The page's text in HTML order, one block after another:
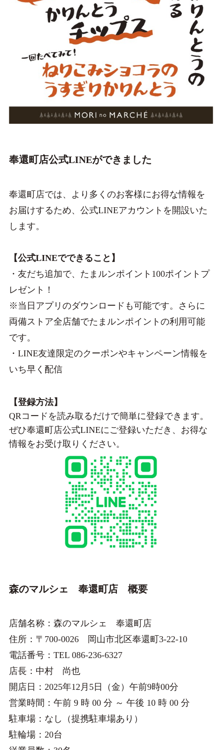
奉還町店公式LINEができました
奉還町店では、より多くのお客様にお得な情報を
お届けするため、公式LINEアカウントを開設いた
します。
【公式LINEでできること】
・友だち追加で、たまルンポイント100ポイントプ
レゼント！
※当日アプリのダウンロードも可能です。さらに
両備ストア全店舗でたまルンポイントの利用可能
です。
・LINE友達限定のクーポンやキャンペーン情報を
いち早く配信
【登録方法】
QRコードを読み取るだけで簡単に登録できます。
ぜひ奉還町店公式LINEにご登録いただき、お得な
情報をお受け取りください。
森のマルシェ 奉還町店 概要
店舗名称：森のマルシェ 奉還町店
住所：〒700-0026 岡山市北区奉還町3-22-10
電話番号：TEL 086-236-6327
店長：中村 尚也
開店日：2025年12月5日（金）午前9時00分
営業時間：午前 9 時 00 分 ～ 午後 10 時 00 分
駐車場：なし（提携駐車場あり）
駐輪場：20台